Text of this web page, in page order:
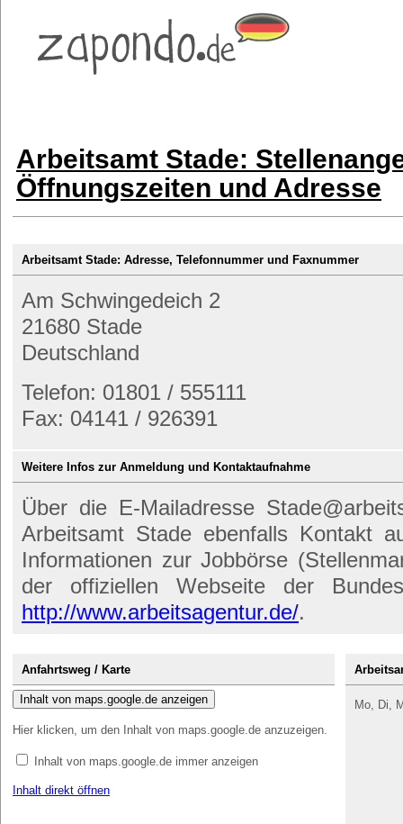
Arbeitsamt Stade:
Öffnungszeiten und Adresse
Arbeitsamt Stade: Adresse, Telefonnummer und Faxnummer
Am Schwingedeich 2
21680 Stade
Deutschland
Telefon: 01801 / 555111
Fax: 04141 / 926391
Weitere Infos zur Anmeldung und Kontaktaufnahme
Über die E-Mailadresse
Arbeitsamt Stade ebenfalls Kontakt
Informationen zur Jobbörse
der offiziellen Webseite der
http://www.arbeitsagentur.de/.
Anfahrtsweg / Karte
Inhalt von maps.google.de anzeigen
Hier klicken, um den Inhalt von maps.google.de anzuzeigen.
Inhalt von maps.google.de immer anzeigen
Inhalt direkt öffnen
Mo, Di,